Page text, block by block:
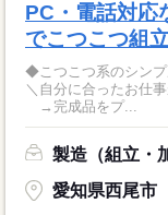
PC・電話対応
でこつこつ組
◆こつこつ系のシン
＼自分に合ったお仕事が
→完成品をプ...
製造（組立・
愛知県西尾市